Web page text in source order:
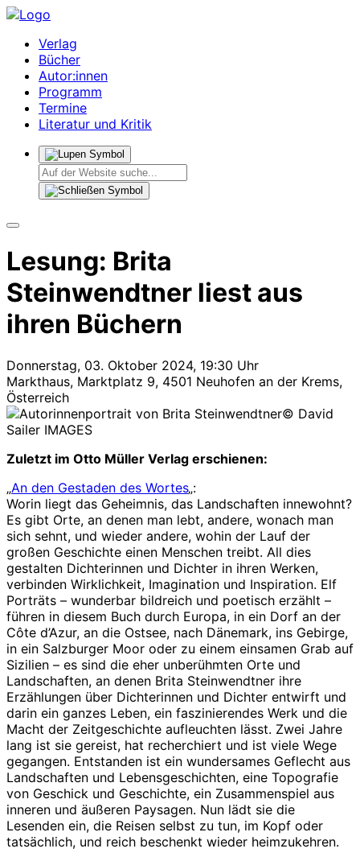
Verlag
Bücher
Autor:innen
Programm
Termine
Literatur und Kritik
Lesung: Brita
Steinwendtner liest aus
ihren Büchern
Donnerstag, 03. Oktober 2024, 19:30 Uhr
Markthaus, Marktplatz 9, 4501 Neuhofen an der Krems,
Österreich
© David
Sailer IMAGES
Zuletzt im Otto Müller Verlag erschienen:
„An den Gestaden des Wortes„:
Worin liegt das Geheimnis, das Landschaften innewohnt?
Es gibt Orte, an denen man lebt, andere, wonach man
sich sehnt, und wieder andere, wohin der Lauf der
großen Geschichte einen Menschen treibt. All dies
gestalten Dichterinnen und Dichter in ihren Werken,
verbinden Wirklichkeit, Imagination und Inspiration. Elf
Porträts – wunderbar bildreich und poetisch erzählt –
führen in diesem Buch durch Europa, in ein Dorf an der
Côte d’Azur, an die Ostsee, nach Dänemark, ins Gebirge,
in ein Salzburger Moor oder zu einem einsamen Grab auf
Sizilien – es sind die eher unberühmten Orte und
Landschaften, an denen Brita Steinwendtner ihre
Erzählungen über Dichterinnen und Dichter entwirft und
darin ein ganzes Leben, ein faszinierendes Werk und die
Macht der Zeitgeschichte aufleuchten lässt. Zwei Jahre
lang ist sie gereist, hat recherchiert und ist viele Wege
gegangen. Entstanden ist ein wundersames Geflecht aus
Landschaften und Lebensgeschichten, eine Topografie
von Geschick und Geschichte, ein Zusammenspiel aus
inneren und äußeren Paysagen. Nun lädt sie die
Lesenden ein, die Reisen selbst zu tun, im Kopf oder
tatsächlich, und reich beschenkt wieder heimzukehren.